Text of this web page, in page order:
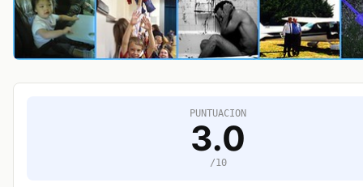
PUNTUACION
3.0
/10